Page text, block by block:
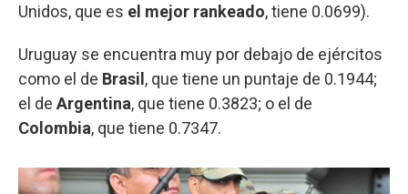
Unidos, que es el mejor rankeado, tiene 0.0699).
Uruguay se encuentra muy por debajo de ejércitos
como el de Brasil , que tiene un puntaje de 0.1944;
el de Argentina, que tiene 0.3823; o el de
Colombia, que tiene 0.7347.